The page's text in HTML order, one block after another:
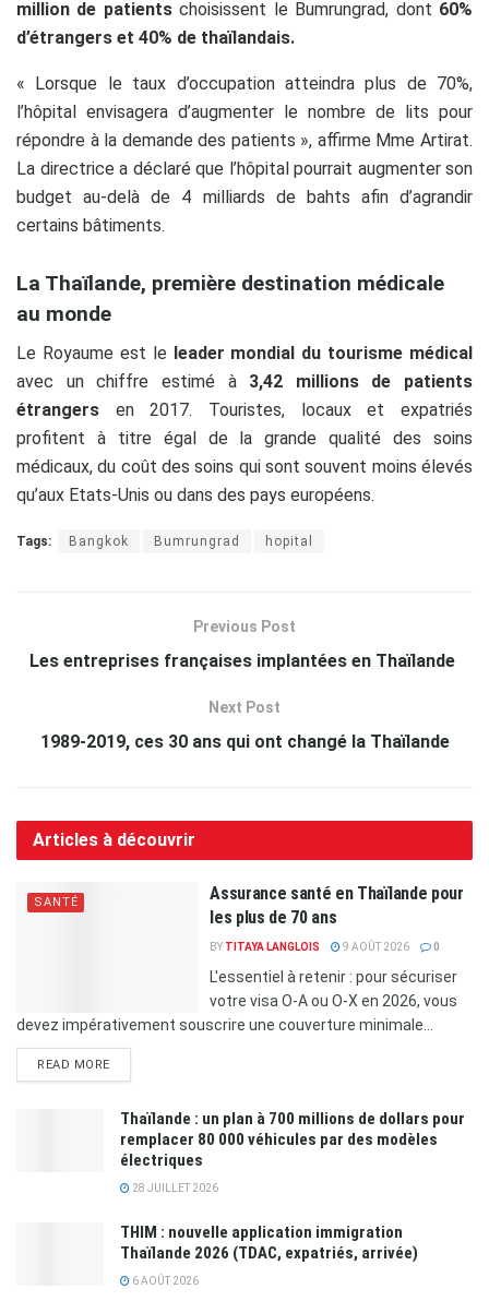
million de patientschoisissent le Bumrungrad, dont 60%
d’étrangers et 40% de thaïlandais.
« Lorsque le taux d’occupation atteindra plus de 70%,
l’hôpital envisagera d’augmenter le nombre de lits pour
répondre à la demande des patients », affirme Mme Artirat.
La directrice a déclaré que l’hôpital pourrait augmenter son
budget au-delà de 4 milliards de bahts afin d’agrandir
certains bâtiments.
La Thaïlande, première destination médicale
au monde
Le Royaume est le leader mondial du tourisme médical
avec un chiffre estimé à 3,42 millions de patients
étrangers en 2017. Touristes, locaux et expatriés
profitent à titre égal de la grande qualité des soins
médicaux, du coût des soins qui sont souvent moins élevés
qu’aux Etats-Unis ou dans des pays européens.
Tags: Bangkok Bumrungrad hopital
Previous Post
Les entreprises françaises implantées en Thaïlande
Next Post
1989-2019, ces 30 ans qui ont changé la Thaïlande
Articles à découvrir
SANTÉ
Assurance santé en Thaïlande pour
les plus de 70 ans
BY TITAYA LANGLOIS 9 AOÛT 2026 0
L'essentiel à retenir : pour sécuriser
votre visa O-A ou O-X en 2026, vous
devez impérativement souscrire une couverture minimale...
READ MORE
Thaïlande : un plan à 700 millions de dollars pour
remplacer 80 000 véhicules par des modèles
électriques
28 JUILLET 2026
THIM : nouvelle application immigration
Thaïlande 2026 (TDAC, expatriés, arrivée)
6 AOÛT 2026